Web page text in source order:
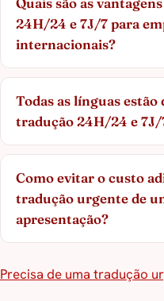
24H/24 e 7J/7 para
internacionais?
Todas as línguas
tradução 24H/24 e 7J/
Como evitar o custo
tradução urgente de
apresentação?
Precisa de uma tradução